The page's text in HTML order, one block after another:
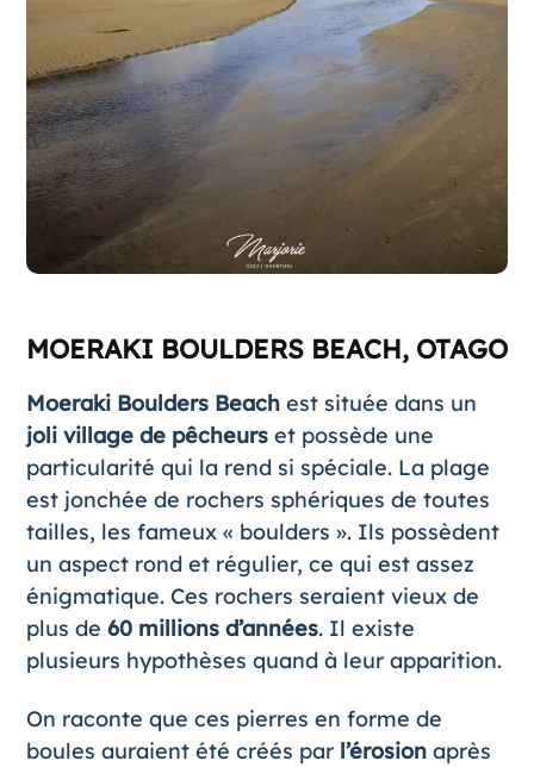
MOERAKI BOULDERS BEACH, OTAGO
Moeraki Boulders Beachest située dans un
joli village de pêcheurset possède une
particularité qui la rend si spéciale. La plage
est jonchée de rochers sphériques de toutes
tailles, les fameux « boulders ». Ils possèdent
un aspect rond et régulier, ce qui est assez
énigmatique. Ces rochers seraient vieux de
plus de 60 millions d’années. Il existe
plusieurs hypothèses quand à leur apparition.
On raconte que ces pierres en forme de
boules auraient été créés par l’érosionaprès